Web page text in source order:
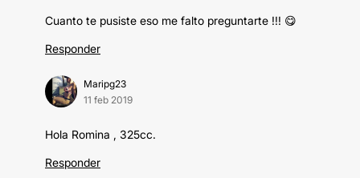
Cuanto te pusiste eso me falto preguntarte !!! 😋
Responder
Maripg23
11 feb 2019
Hola Romina , 325cc.
Responder